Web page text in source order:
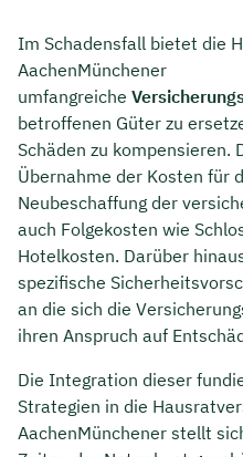
Im Schadensfall bietet die
AachenMünchener
umfangreiche
betroffenen Güter zu
Schäden zu kompensieren.
Übernahme der Kosten für
Neubeschaffung der
auch Folgekosten wie
Hotelkosten. Darüber
spezifische
an die sich die
ihren Anspruch auf
Die Integration dieser
Strategien in die
AachenMünchener stellt